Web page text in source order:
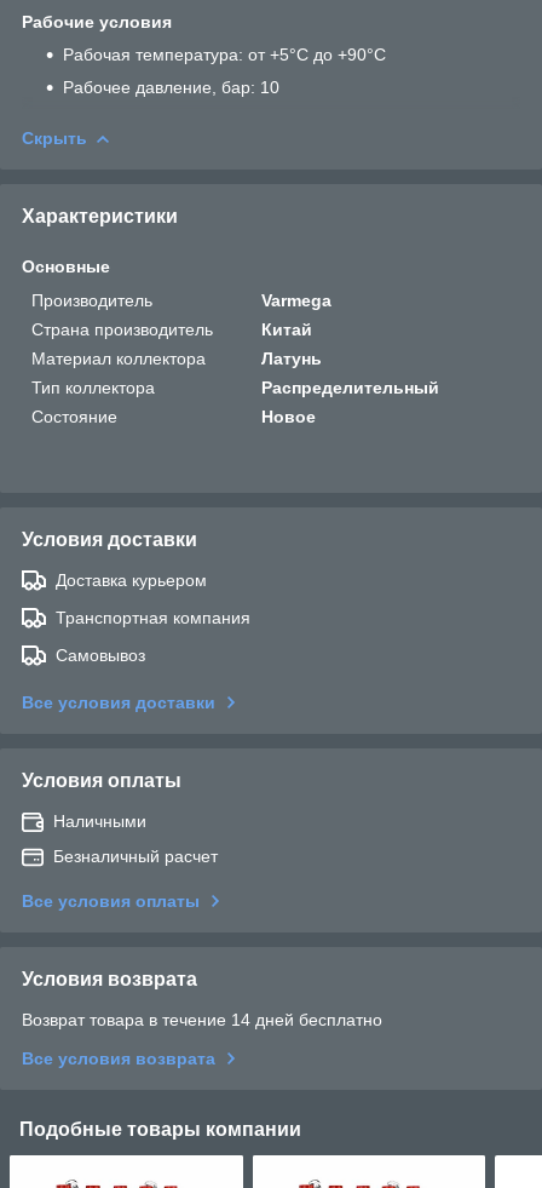
Рабочие условия
Рабочая температура: от +5°C до +90°C
Рабочее давление, бар: 10
Скрыть
Характеристики
Основные
Производитель
Varmega
Страна производитель
Китай
Материал коллектора
Латунь
Тип коллектора
Распределительный
Состояние
Новое
Условия доставки
Доставка курьером
Транспортная компания
Самовывоз
Все условия доставки
Условия оплаты
Наличными
Безналичный расчет
Все условия оплаты
Условия возврата
Возврат товара в течение 14 дней бесплатно
Все условия возврата
Подобные товары компании